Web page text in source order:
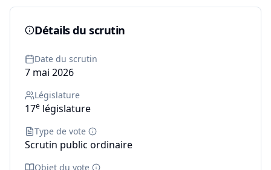
Détails du scrutin
Date du scrutin
7 mai 2026
Législature
17e législature
Type de vote
Scrutin public ordinaire
Objet du vote